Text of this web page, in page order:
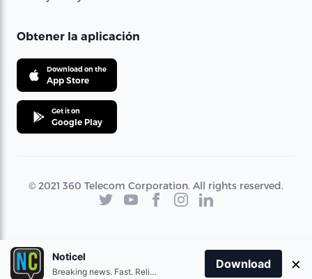
Obtener la aplicación
Download on the
App Store
Get it on
Google Play
© 2021 360 Telecom Corporation. All rights reserved.
Noticel
Breaking news. Fast. Reliable.
Download ×